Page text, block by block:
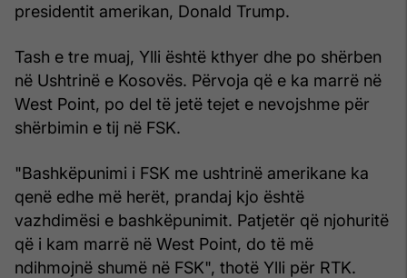
presidentit amerikan, Donald Trump.
Tash e tre muaj, Ylli është kthyer dhe po shërben
në Ushtrinë e Kosovës. Përvoja që e ka marrë në
West Point, po del të jetë tejet e nevojshme për
shërbimin e tij në FSK.
"Bashkëpunimi i FSK me ushtrinë amerikane ka
qenë edhe më herët, prandaj kjo është
vazhdimësi e bashkëpunimit. Patjetër që njohuritë
që i kam marrë në West Point, do të më
ndihmojnë shumë në FSK", thotë Ylli për RTK.